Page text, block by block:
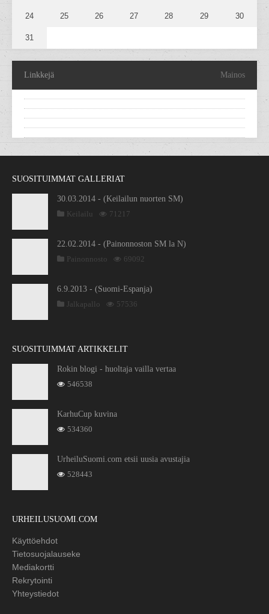
24 25 26 27 28 29 30
31
Linkkejä Mainos
SUOSITUIMMAT GALLERIAT
30.03.2014 - (Keilailun nuorten SM)
Keilailu
71217
22.02.2014 - (Painonnoston SM la N)
Painonnosto
69092
6.9.2013 - (Suomi-Espanja)
Jalkapallo
57536
SUOSITUIMMAT ARTIKKELIT
Rokin blogi - huoltaja vailla vertaa
546538
KarhuCup kuvina
534360
UrheiluSuomi.com etsii uusia avustajia
528443
URHEILUSUOMI.COM
Käyttöehdot
Tietosuojalauseke
Mediakortti
Rekrytointi
Yhteystiedot